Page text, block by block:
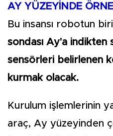
AY YÜZEYİNDE
Bu insansı robotun
sondası Ay'a indikten
sensörleri belirlenen
kurmak olacak.
Kurulum işlemlerinin
araç, Ay yüzeyinden